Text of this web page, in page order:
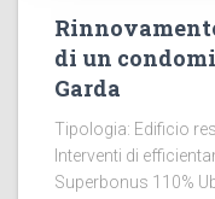
di un
Garda
Tipologia: Edificio
Interventi di
Superbonus 110%